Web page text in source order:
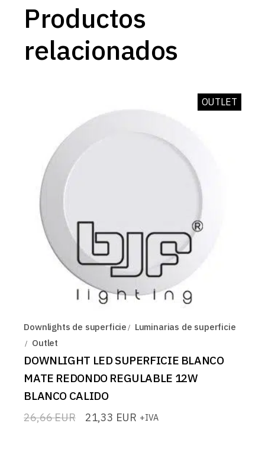
Productos
relacionados
OUTLET
Downlights de superficie
Luminarias de superficie
Outlet
DOWNLIGHT LED SUPERFICIE BLANCO
MATE REDONDO REGULABLE 12W
BLANCO CALIDO
26,66EUR
El 21,33 EUR
El +IVA